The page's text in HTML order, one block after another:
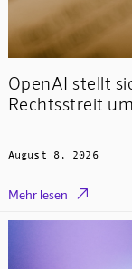
OpenAI stellt
Rechtsstreit
August 8, 2026
Mehr lesen 